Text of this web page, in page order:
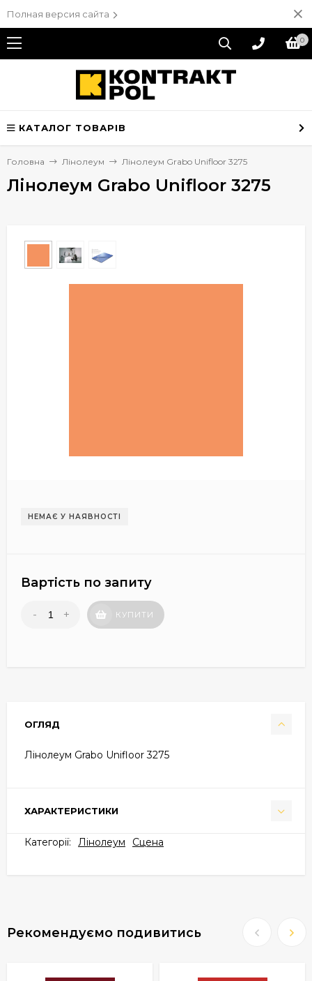
Полная версия сайта
0
КАТАЛОГ ТОВАРІВ
Головна Лінолеум Лінолеум Grabo Unifloor 3275
Лінолеум Grabo Unifloor 3275
НЕМАЄ У НАЯВНОСТІ
Вартість по запиту
- + КУПИТИ
ОГЛЯД
Лінолеум Grabo Unifloor 3275
ХАРАКТЕРИСТИКИ
Категорії: Лінолеум Cцена
Рекомендуємо подивитись